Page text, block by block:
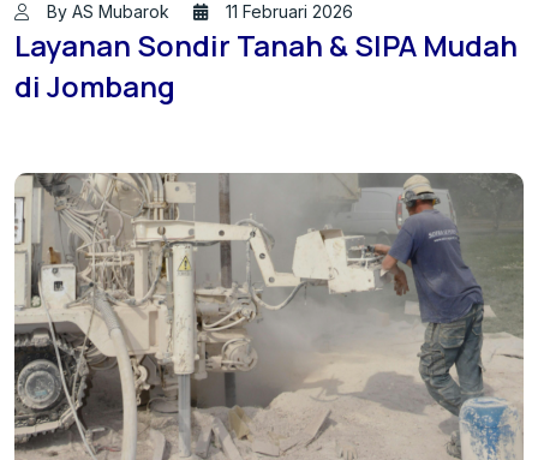
By AS Mubarok 11 Februari 2026
Layanan Sondir Tanah & SIPA Mudah
di Jombang